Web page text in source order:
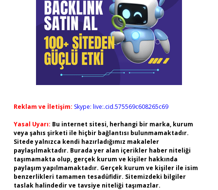
Reklam ve İletişim: Skype: live:.cid.575569c608265c69
Yasal Uyarı: Bu internet sitesi, herhangi bir marka, kurum
veya şahıs şirketi ile hiçbir bağlantısı bulunmamaktadır.
Sitede yalnızca kendi hazırladığımız makaleler
paylaşılmaktadır. Burada yer alan içerikler haber niteliği
taşımamakta olup, gerçek kurum ve kişiler hakkında
paylaşım yapılmamaktadır. Gerçek kurum ve kişiler ile isim
benzerlikleri tamamen tesadüfidir. Sitemizdeki bilgiler
taslak halindedir ve tavsiye niteliği taşımazlar.